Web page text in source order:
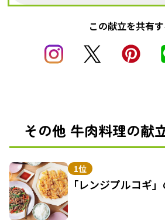
この献立を共有
その他 牛肉料理の献
1位
「レンジプルコギ